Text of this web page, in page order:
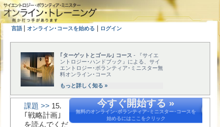
言語 オンライン･コースを始める ログイン
｢ターゲットとゴール｣ コース - 『サイエ
ントロジー･ハンドブック』による、サイ
エントロジー･ボランティア･ミニスター無
料オンライン･コース
もっと詳しく知る »
今すぐ開始する »
無料のオンライン･ボランティア･ミニスター･コースを
始めるにはここをクリック
課題 >> 15.
｢戦略計画｣
を読んでくだ